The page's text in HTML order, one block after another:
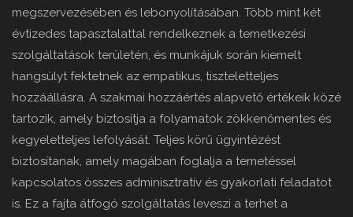
megszervezésében és lebonyolításában. Több mint két
évtizedes tapasztalattal rendelkeznek a temetkezési
szolgáltatások területén, és munkájuk során kiemelt
hangsúlyt fektetnek az empatikus, tiszteletteljes
hozzáállásra. A szakmai hozzáértés alapvető értékeik közé
tartozik, amely biztosítja a folyamatok zökkenőmentes és
kegyeletteljes lefolyását. Teljes körű ügyintézést
biztosítanak, amely magában foglalja a temetéssel
kapcsolatos összes adminisztratív és gyakorlati feladatot
is. Ez a fajta átfogó szolgáltatás leveszi a terhet a